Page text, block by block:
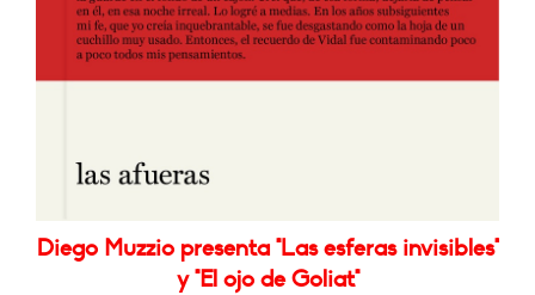
Diego Muzzio presenta "Las esferas invisibles"
y "El ojo de Goliat"